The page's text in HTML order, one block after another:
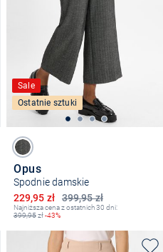
Sale
Ostatnie sztuki
Opus
Spodnie damskie
399,95 zł
Obniżona cena
229,95 zł
Najniższa cena z ostatnich 30 dni:
399,95zł-43%